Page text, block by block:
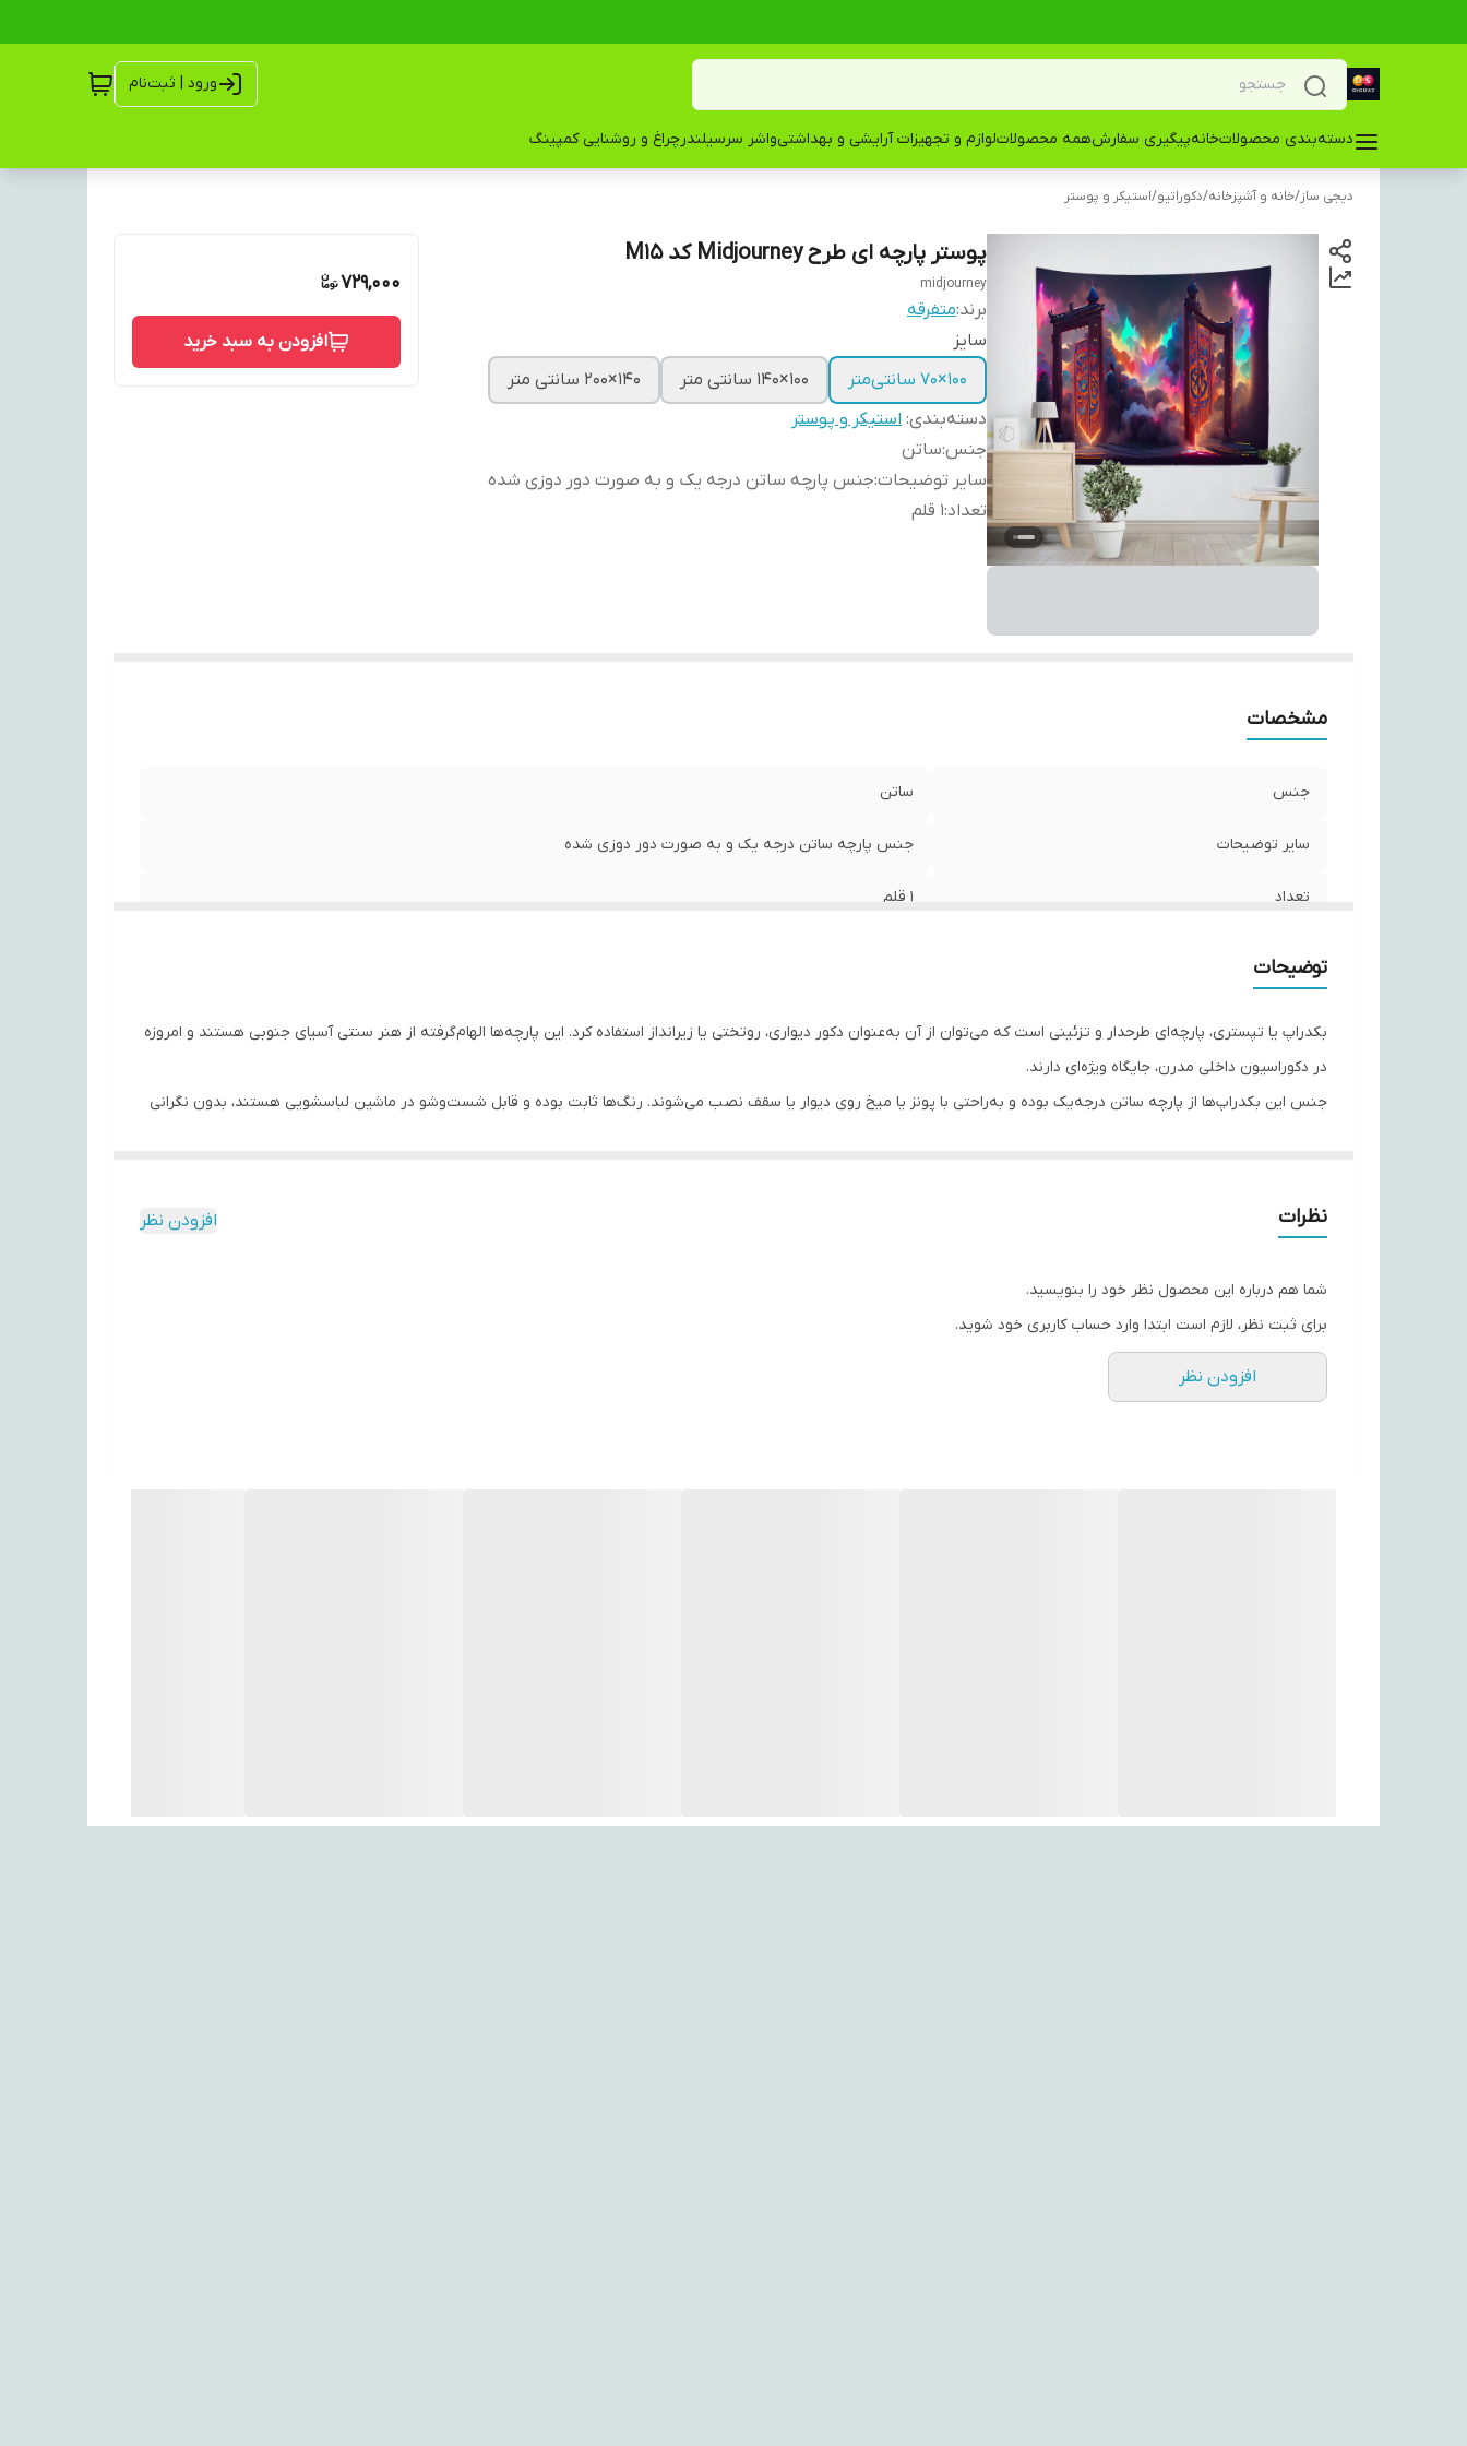
ورود | ثبت‌نام
دسته‌بندی محصولاتخانهپیگیری سفارشهمه محصولاتلوازم و تجهیزات آرایشی و بهداشتیواشر سرسیلندرچراغ و روشنایی کمپینگ
دیجی ساز/خانه و آشپزخانه/دکوراتیو/استیکر و پوستر
پوستر پارچه ای طرح Midjourney کد M15
midjourney
برند:متفرقه
سایز
100×70 سانتی‌متر
100×140 سانتی متر
140×200 سانتی متر
دسته‌بندی: استیکر و پوستر
جنس:ساتن
سایر توضیحات:جنس پارچه ساتن درجه یک و به صورت دور دوزی شده
تعداد:1 قلم
729,000
افزودن به سبد خرید
مشخصات
جنس ساتن
سایر توضیحات جنس پارچه ساتن درجه یک و به صورت دور دوزی شده
تعداد 1 قلم
توضیحات
بکدراپ یا تپستری، پارچه‌ای طرحدار و تزئینی است که می‌توان از آن به‌عنوان دکور دیواری، روتختی یا زیرانداز استفاده کرد. این پارچه‌ها الهام‌گرفته از هنر سنتی آسیای جنوبی هستند و امروزه
در دکوراسیون داخلی مدرن، جایگاه ویژه‌ای دارند.
جنس این بکدراپ‌ها از پارچه ساتن درجه‌یک بوده و به‌راحتی با پونز یا میخ روی دیوار یا سقف نصب می‌شوند. رنگ‌ها ثابت بوده و قابل شست‌وشو در ماشین لباسشویی هستند، بدون نگرانی
حس تازگی به محیط اطراف‌تان ببخشند.
اگر به دنبال هدیه‌ای خاص، کاربردی و ماندگار هستید، بکدراپ یکی از گزینه‌های ایده‌آل برای مناسبت‌های مختلف است.
نظرات افزودن نظر
شما هم درباره این محصول نظر خود را بنویسید.
برای ثبت نظر، لازم است ابتدا وارد حساب کاربری خود شوید.
افزودن نظر